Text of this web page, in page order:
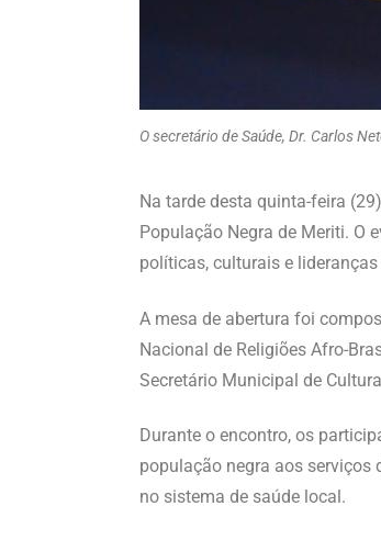
O secretário de Saúde, Dr. Carlos
Na tarde desta quinta-feira
População Negra de Meriti. O
políticas, culturais e
A mesa de abertura foi
Nacional de Religiões Afro-
Secretário Municipal de
Durante o encontro, os
população negra aos serviços
no sistema de saúde local.